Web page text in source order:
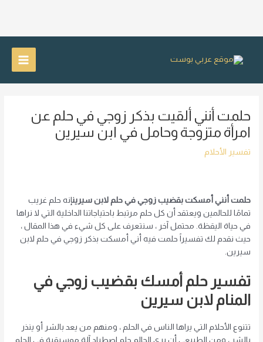
Main
حلمت أنني ألقيت بذكر زوجي في حلم عن
امرأة متزوجة وحامل في ابن سيرين
تفسير الأحلام
حلمت أنني أمسكت بقضيب زوجي في حلم لابن سيرينإنه حلم غريب
تمامًا للحالمين ويعتقد أن كل حلم مرتبط باحتياجاتنا الداخلية التي لا نراها
في حياة اليقظة. محتمل آخر ، سنتعرف على كل شيء في هذا المقال ،
حيث نقدم لك تفسيراً حلمت فيه أني أمسكت بذكر زوجي في حلم لابن
سيرين.
تفسير حلم أمسك بقضيب زوجي في
المنام لابن سيرين
تتنوع الأحلام التي يراها الناس في الحلم ، ومنهم من يعد بالشر أو ينذر
بالشر ، ومن الطبيعي أن يرى الحالم حلم اصطياد آلة موسيقية في الحلم